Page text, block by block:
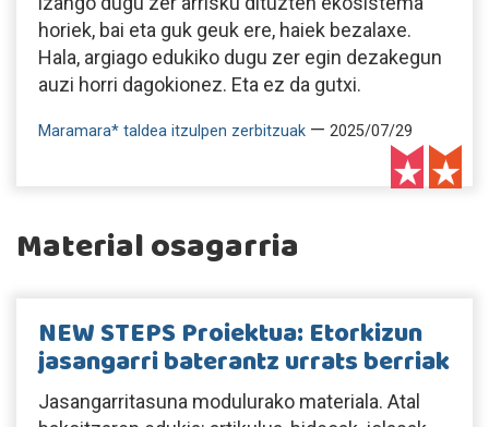
horiek, bai eta guk geuk ere, haiek bezalaxe.
Hala, argiago edukiko dugu zer egin dezakegun
auzi horri dagokionez. Eta ez da gutxi.
Maramara* taldea itzulpen zerbitzuak — 2025/07/29
Material osagarria
NEW STEPS Proiektua: Etorkizun
jasangarri baterantz urrats berriak
Jasangarritasuna modulurako materiala. Atal